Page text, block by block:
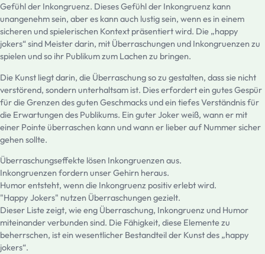
Gefühl der Inkongruenz. Dieses Gefühl der Inkongruenz kann
unangenehm sein, aber es kann auch lustig sein, wenn es in einem
sicheren und spielerischen Kontext präsentiert wird. Die „happy
jokers“ sind Meister darin, mit Überraschungen und Inkongruenzen zu
spielen und so ihr Publikum zum Lachen zu bringen.
Die Kunst liegt darin, die Überraschung so zu gestalten, dass sie nicht
verstörend, sondern unterhaltsam ist. Dies erfordert ein gutes Gespür
für die Grenzen des guten Geschmacks und ein tiefes Verständnis für
die Erwartungen des Publikums. Ein guter Joker weiß, wann er mit
einer Pointe überraschen kann und wann er lieber auf Nummer sicher
gehen sollte.
Überraschungseffekte lösen Inkongruenzen aus.
Inkongruenzen fordern unser Gehirn heraus.
Humor entsteht, wenn die Inkongruenz positiv erlebt wird.
"Happy Jokers" nutzen Überraschungen gezielt.
Dieser Liste zeigt, wie eng Überraschung, Inkongruenz und Humor
miteinander verbunden sind. Die Fähigkeit, diese Elemente zu
beherrschen, ist ein wesentlicher Bestandteil der Kunst des „happy
jokers“.